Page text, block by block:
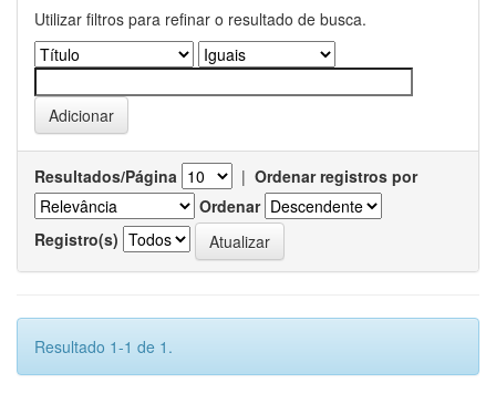
Utilizar filtros para refinar o resultado de busca.
Resultados/Página | Ordenar registros por
Ordenar
Registro(s)
Resultado 1-1 de 1.